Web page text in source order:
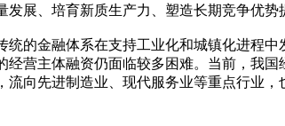
展、培育新质生产力、塑造长期竞争优势
的金融体系在支持工业化和城镇化进程中
营主体融资仍面临较多困难。当前，我
向先进制造业、现代服务业等重点行业